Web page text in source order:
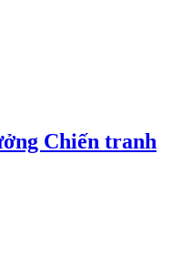
Chiến tranh